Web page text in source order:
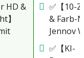
HD &
】
✅【10-
& Farb-
Jennov
Set ist
✅【KI-